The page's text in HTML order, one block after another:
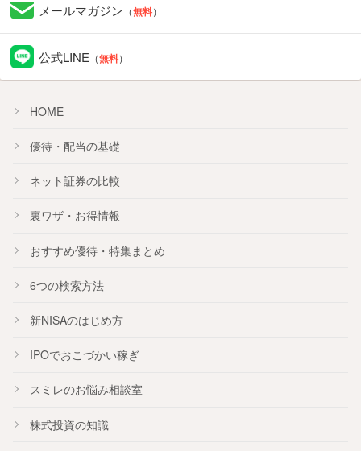
メールマガジン （無料）
公式LINE （無料）
HOME
優待・配当の基礎
ネット証券の比較
裏ワザ・お得情報
おすすめ優待・ 特集まとめ
6つの検索方法
新NISAのはじめ方
IPOでおこづかい稼ぎ
スミレのお悩み相談室
株式投資の知識